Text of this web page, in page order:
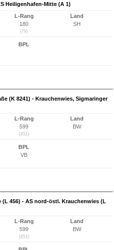
Heiligenhafen-Mitte (A 1)
L-Rang
180
(79)
Land
SH
BPL
(K 8241) - Krauchenwies, Sigmaringer
L-Rang
599
(451)
Land
BW
BPL
VB
456) - AS nord-östl. Krauchenwies (L
L-Rang
599
(451)
Land
BW